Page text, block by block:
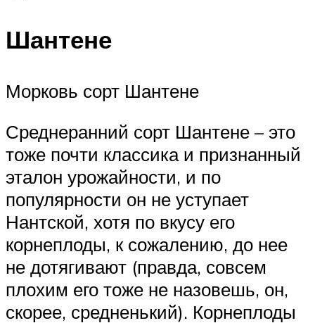
Шантене
Морковь сорт Шантене
Среднеранний сорт Шантене – это
тоже почти классика и признанный
эталон урожайности, и по
популярности он не уступает
Нантской, хотя по вкусу его
корнеплоды, к сожалению, до нее
не дотягивают (правда, совсем
плохим его тоже не назовешь, он,
скорее, средненький). Корнеплоды